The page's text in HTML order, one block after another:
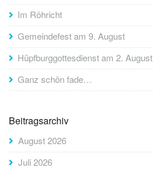
Im Röhricht
Gemeindefest am 9. August
Hüpfburggottesdienst am 2. August
Ganz schön fade…
Beitragsarchiv
August 2026
Juli 2026